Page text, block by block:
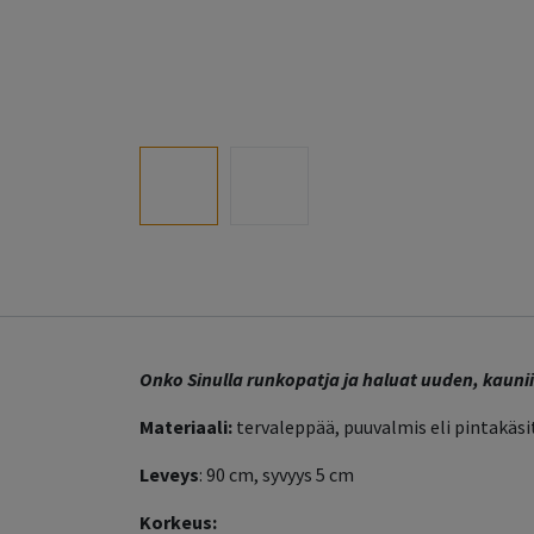
Onko Sinulla runkopatja ja haluat uuden,
Materiaali: tervaleppää, puuvalmis eli
Leveys: 90 cm, syvyys 5 cm
Korkeus: